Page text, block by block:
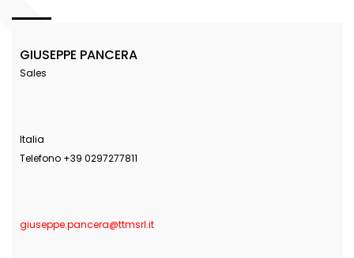
GIUSEPPE PANCERA
Sales
Italia
Telefono +39 0297277811
giuseppe.pancera@ttmsrl.it